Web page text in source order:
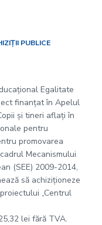
PUBLICE
Egalitate
finanţat în Apelul
şi tineri aflaţi în
pentru
promovarea
Mecanismului
(SEE) 2009-2014,
să achiziţioneze
„Centrul
lei fără TVA.